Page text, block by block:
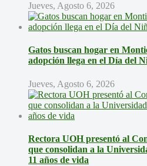
Jueves, Agosto 6, 2026
Gatos buscan hogar en
adopción llega en el Día del
Jueves, Agosto 6, 2026
Rectora UOH presentó al
que consolidan a la
11 años de vida